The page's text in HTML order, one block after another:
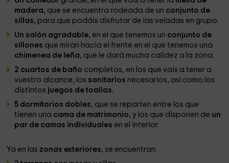
madera, que se encuentra rodeada de un conjunto de
sillas, para que podáis disfrutar de las veladas en grupo.
Un salón agradable, en el que tenemos un conjunto de
sillones que miran hacia el frente en el que tenemos una
chimenea de leña, que le dará mucha calidez a la zona.
2 cuartos de baño completos, en los que vais a tener a
vuestro alcance, los sanitarios necesarios, así como los
distintos juegos de toallas.
5 dormitorios dobles, que se reparten entre los que
tienen una cama de matrimonio, y los que disponen de un
par de camas individuales en el interior.
Ya en las zonas exteriores, se encuentran: